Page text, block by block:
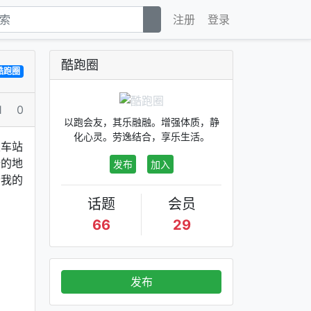
注册 登录
跑圈
0
站
地
的
酷跑圈
以跑会友，其乐融融。增强体质，静
化心灵。劳逸结合，享乐生活。
发布 加入
话题
66
会员
29
发布